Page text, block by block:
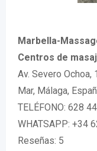
Marbella-
Centros de
Av. Severo
Mar, Málaga,
TELÉFONO: 628
WHATSAPP: +34
Reseñas: 5